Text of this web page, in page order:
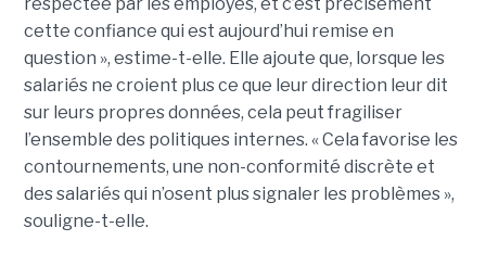
respectée par les employés, et c’est précisément
cette confiance qui est aujourd’hui remise en
question », estime-t-elle. Elle ajoute que, lorsque les
salariés ne croient plus ce que leur direction leur dit
sur leurs propres données, cela peut fragiliser
l’ensemble des politiques internes. « Cela favorise les
contournements, une non-conformité discrète et
des salariés qui n’osent plus signaler les problèmes »,
souligne-t-elle.